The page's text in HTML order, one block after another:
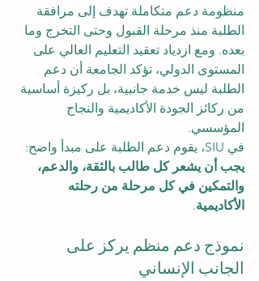
منظومة دعم متكاملة تهدف إلى مرافقة
الطلبة منذ مرحلة القبول وحتى التخرج وما
بعده. ومع ازدياد تعقيد التعليم العالي على
المستوى الدولي، تؤكد الجامعة أن دعم
الطلبة ليس خدمة جانبية، بل ركيزة أساسية
من ركائز الجودة الأكاديمية والنجاح
المؤسسي.
في SIU، يقوم دعم الطلبة على مبدأ واضح:
يجب أن يشعر كل طالب بالثقة، والدعم،
والتمكين في كل مرحلة من رحلته
الأكاديمية.
نموذج دعم منظم يركز على
الجانب الإنساني